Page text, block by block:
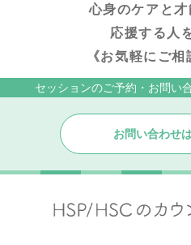
心身のケアと
応援する人
《お気軽にご相
セッションのご予約・お問
お問い合わせ